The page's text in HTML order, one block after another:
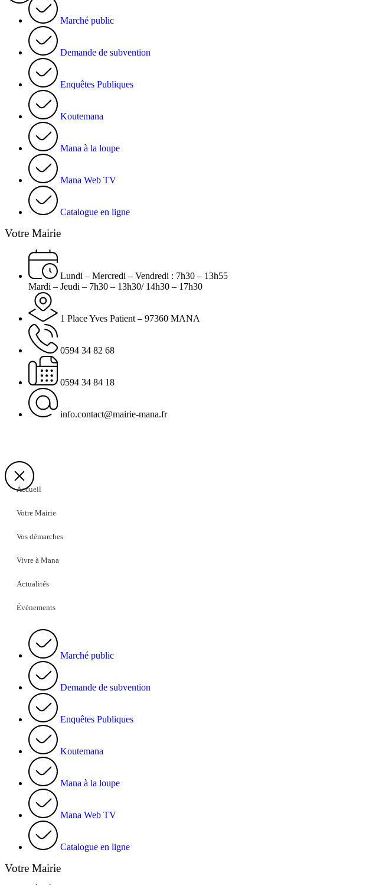
Marché public
Demande de subvention
Enquêtes Publiques
Koutemana
Mana à la loupe
Mana Web TV
Catalogue en ligne
Votre Mairie
Lundi – Mercredi – Vendredi : 7h30 – 13h55
Mardi – Jeudi – 7h30 – 13h30/ 14h30 – 17h30
1 Place Yves Patient – 97360 MANA
0594 34 82 68
0594 34 84 18
info.contact@mairie-mana.fr
Accueil
Votre Mairie
Vos démarches
Vivre à Mana
Actualités
Événements
Marché public
Demande de subvention
Enquêtes Publiques
Koutemana
Mana à la loupe
Mana Web TV
Catalogue en ligne
Votre Mairie